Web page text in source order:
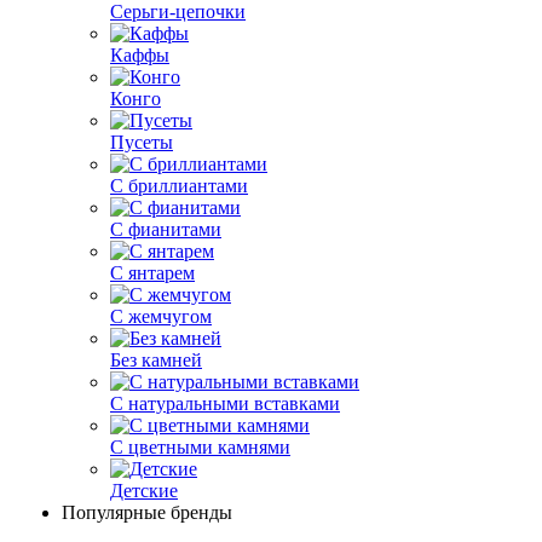
Серьги-цепочки
Каффы
Конго
Пусеты
С бриллиантами
С фианитами
С янтарем
С жемчугом
Без камней
С натуральными вставками
С цветными камнями
Детские
Популярные бренды